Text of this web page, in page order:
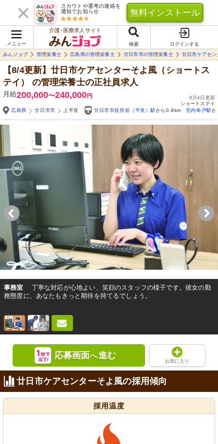
スカウトや選考の連絡を
通知でお知らせ
無料インストール
メニュー
介護･医療求人サイト
検索
ログインする
みんジョブ
管理栄養士 広島県の管理栄養士 廿日市市の管理栄養士 廿日市ケアセン
【8/4更新】廿日市ケアセンターそよ風（ショートス
テイ）
の管理栄養士の正社員求人
月給200,000〜240,000円
8月4日更新
ショートステイ
広島県
廿日市市 上平良 廿日市市役所前（平良）駅から0.9km 宮内串戸駅か
事務室
丁寧な対応が心地よい、笑顔のスタッフの様子です。彼女の勤
務態度に、あなたもきっと期待を持てるでしょう。
応募画面へ進む
お気に入り
廿日市ケアセンターそよ風の採用傾向
採用温度